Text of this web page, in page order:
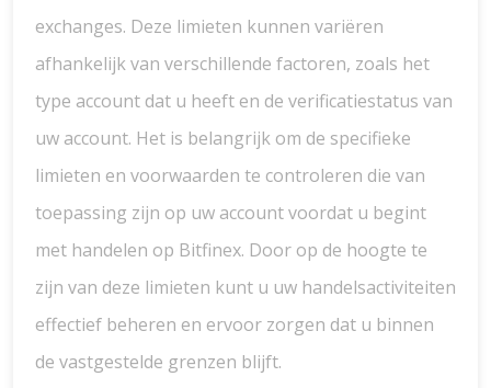
exchanges. Deze limieten kunnen variëren
afhankelijk van verschillende factoren, zoals het
type account dat u heeft en de verificatiestatus van
uw account. Het is belangrijk om de specifieke
limieten en voorwaarden te controleren die van
toepassing zijn op uw account voordat u begint
met handelen op Bitfinex. Door op de hoogte te
zijn van deze limieten kunt u uw handelsactiviteiten
effectief beheren en ervoor zorgen dat u binnen
de vastgestelde grenzen blijft.